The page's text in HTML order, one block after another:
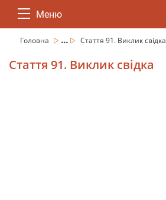
Меню
Головна ... Стаття 91. Виклик свідка
Стаття 91. Виклик свідка